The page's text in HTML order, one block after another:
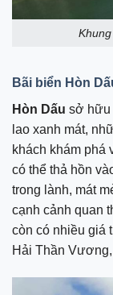
Bãi biển Hòn
Hòn Dấu sở hữu
lao xanh mát,
khách khám phá
có thể thả hồn
trong lành, mát
cạnh cảnh quan
còn có nhiều giá
Hải Thần